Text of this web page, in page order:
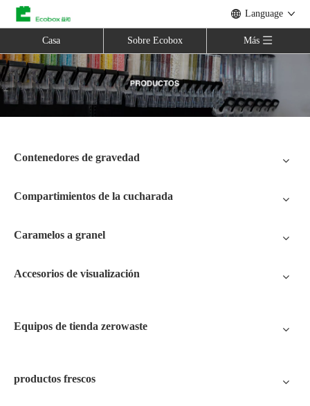
Language
Casa Sobre Ecobox Más
Contenedores de gravedad
Compartimientos de la cucharada
Caramelos a granel
Accesorios de visualización
Equipos de tienda zerowaste
productos frescos